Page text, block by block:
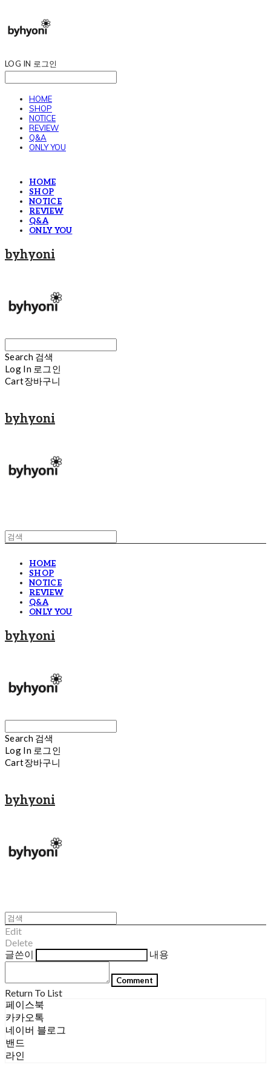
LOG IN 로그인
HOME
SHOP
NOTICE
REVIEW
Q&A
ONLY YOU
HOME
SHOP
NOTICE
REVIEW
Q&A
ONLY YOU
byhyoni
Search 검색
Log In 로그인
Cart장바구니
byhyoni
HOME
SHOP
NOTICE
REVIEW
Q&A
ONLY YOU
byhyoni
Search 검색
Log In 로그인
Cart장바구니
byhyoni
Edit
Delete
글쓴이
내용
Comment
Return To List
페이스북
카카오톡
네이버 블로그
밴드
라인